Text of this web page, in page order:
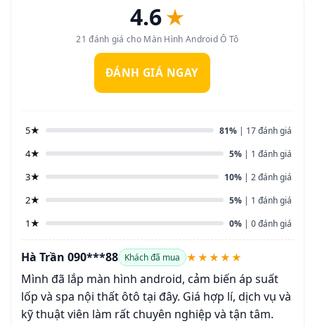
4.6★
21 đánh giá cho Màn Hình Android Ô Tô
ĐÁNH GIÁ NGAY
5★ 81% | 17 đánh giá
4★ 5% | 1 đánh giá
3★ 10% | 2 đánh giá
2★ 5% | 1 đánh giá
1★ 0% | 0 đánh giá
Hà Trần 090***88 Khách đã mua ★★★★★
Mình đã lắp màn hình android, cảm biến áp suất
lốp và spa nội thất ôtô tại đây. Giá hợp lí, dịch vụ và
kỹ thuật viên làm rất chuyên nghiệp và tận tâm.